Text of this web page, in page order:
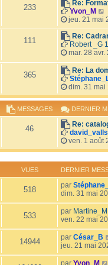
233
Re:
Yvon_M
i
r
l
r
i
r
s
s
jeu. 21 mai
111
Re:
Robert _G
mar. 28 avr.
365
Re: La
dim. 31 mai
MESSAGES DERNIER
46
Re:
david_valls
ven. 1 août
VUES DERNIER
518 par
dim. 31 mai
533 par Martine_M
ven. 22 mai
14944 par César_B
jeu. 21 mai